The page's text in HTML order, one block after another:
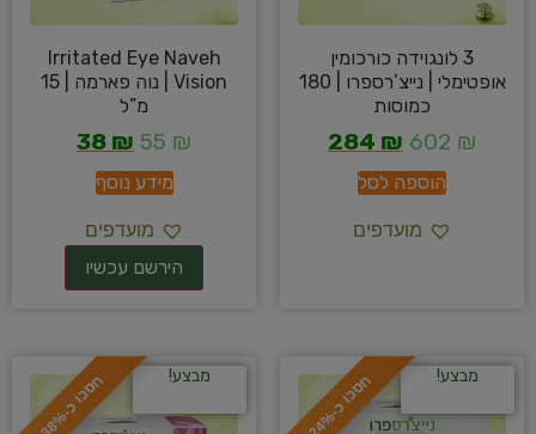
3 לונגוידה כורכומין
אופטימלי | נייצ’רספרו | 180
כמוסות
602 ₪
284 ₪
הוספה לסל
מועדפים
Irritated Eye Naveh
Vision | נוה פארמה | 15
מ”ל
55 ₪
38 ₪
מידע נוסף
מועדפים
ח
ס
כ
ו
כ
-
2
4
% מבצע! ח
ס
כ
ו
כ
-
3
8
% מבצע!